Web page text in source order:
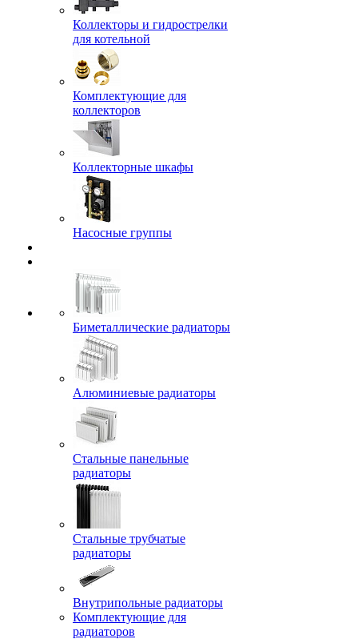
Коллекторы и гидрострелки
для котельной
Комплектующие для
коллекторов
Коллекторные шкафы
Насосные группы
Биметаллические радиаторы
Алюминиевые радиаторы
Стальные панельные
радиаторы
Стальные трубчатые
радиаторы
Внутрипольные радиаторы
Комплектующие для
радиаторов